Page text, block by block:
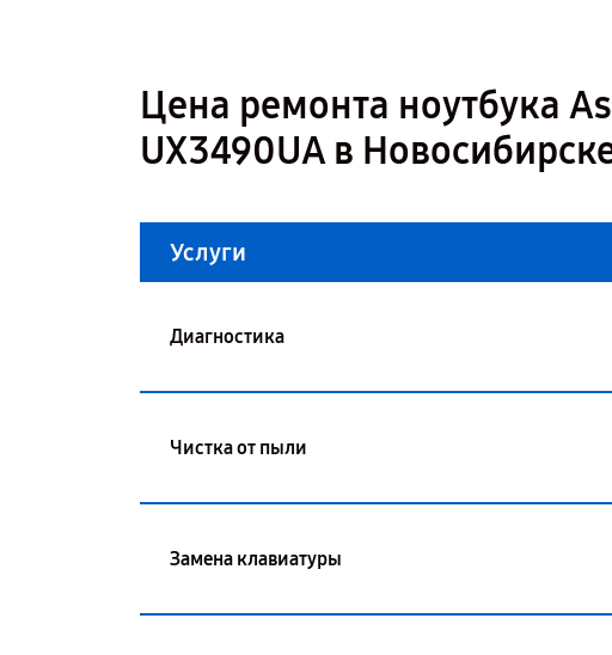
Цена ремонта ноутбука
UX3490UA в
Услуги
Диагностика
Чистка от пыли
Замена клавиатуры